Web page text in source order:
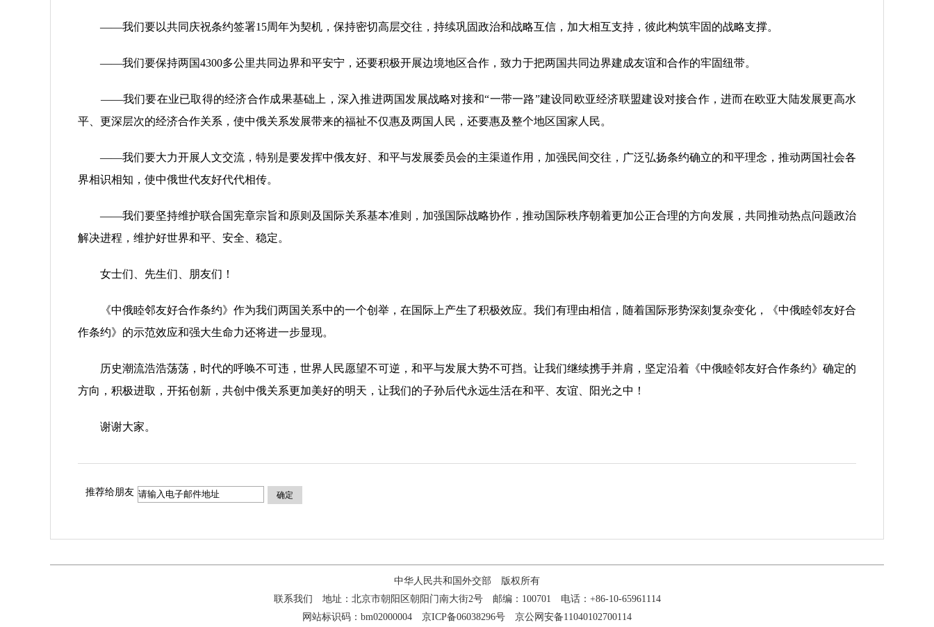
——我们要以共同庆祝条约签署15周年为契机，保持密切高层交往，持续巩固政治和战略互信，加大相互支持，彼此构筑牢固的战略支撑。
——我们要保持两国4300多公里共同边界和平安宁，还要积极开展边境地区合作，致力于把两国共同边界建成友谊和合作的牢固纽带。
——我们要在业已取得的经济合作成果基础上，深入推进两国发展战略对接和“一带一路”建设同欧亚经济联盟建设对接合作，进而在欧亚大陆发展更高水
平、更深层次的经济合作关系，使中俄关系发展带来的福祉不仅惠及两国人民，还要惠及整个地区国家人民。
——我们要大力开展人文交流，特别是要发挥中俄友好、和平与发展委员会的主渠道作用，加强民间交往，广泛弘扬条约确立的和平理念，推动两国社会各
界相识相知，使中俄世代友好代代相传。
——我们要坚持维护联合国宪章宗旨和原则及国际关系基本准则，加强国际战略协作，推动国际秩序朝着更加公正合理的方向发展，共同推动热点问题政治
解决进程，维护好世界和平、安全、稳定。
女士们、先生们、朋友们！
《中俄睦邻友好合作条约》作为我们两国关系中的一个创举，在国际上产生了积极效应。我们有理由相信，随着国际形势深刻复杂变化，《中俄睦邻友好合
作条约》的示范效应和强大生命力还将进一步显现。
历史潮流浩浩荡荡，时代的呼唤不可违，世界人民愿望不可逆，和平与发展大势不可挡。让我们继续携手并肩，坚定沿着《中俄睦邻友好合作条约》确定的
方向，积极进取，开拓创新，共创中俄关系更加美好的明天，让我们的子孙后代永远生活在和平、友谊、阳光之中！
谢谢大家。
推荐给朋友 确定
中华人民共和国外交部 版权所有
联系我们 地址：北京市朝阳区朝阳门南大街2号 邮编：100701 电话：+86-10-65961114
网站标识码：bm02000004 京ICP备06038296号 京公网安备11040102700114